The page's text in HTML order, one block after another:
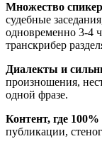
Множество
судебные
одновременно 3-4
транскрибер
Диалекты и
произношения,
одной фразе.
Контент, где
публикации,